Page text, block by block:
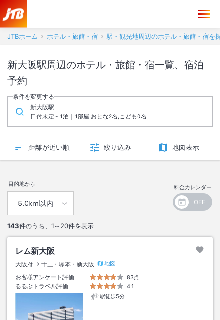
JTBホーム ホテル・旅館・宿 駅・観光地周辺のホテル・旅館・宿を
新大阪駅周辺のホテル・旅館・宿一覧、宿泊
予約
条件を変更する
新大阪駅
日付未定 - 1泊｜1部屋 おとな2名,こども0名
距離が近い順 絞り込み 地図表示
目的地から 料金カレンダー
143件のうち、 1～20件を表示
レム新大阪
大阪府 十三・塚本・新大阪
地図
お客様アンケート評価
83点
るるぶトラベル評価
4.1
駅徒歩5分